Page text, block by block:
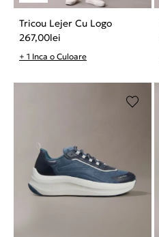
Tricou Lejer Cu Logo
267,00lei
+ 1 Inca o Culoare